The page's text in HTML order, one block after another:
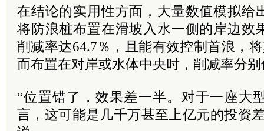
在结论的实用性方面，大量数值模拟给
将防浪桩布置在滑坡入水一侧的岸边效
削减率达64.7％，且能有效控制首浪，
而布置在对岸或水体中央时，削减率分
“位置错了，效果差一半。对于一座大
言，这可能是几千万甚至上亿元的投资